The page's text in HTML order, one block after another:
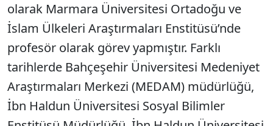
olarak Marmara Üniversitesi Ortadoğu ve
İslam Ülkeleri Araştırmaları Enstitüsü’nde
profesör olarak görev yapmıştır. Farklı
tarihlerde Bahçeşehir Üniversitesi Medeniyet
Araştırmaları Merkezi (MEDAM) müdürlüğü,
İbn Haldun Üniversitesi Sosyal Bilimler